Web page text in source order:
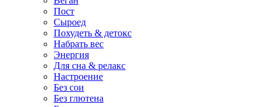
Пост
Сыроед
Похудеть & детокс
Набрать вес
Энергия
Для сна & релакс
Настроение
Без сои
Без глютена